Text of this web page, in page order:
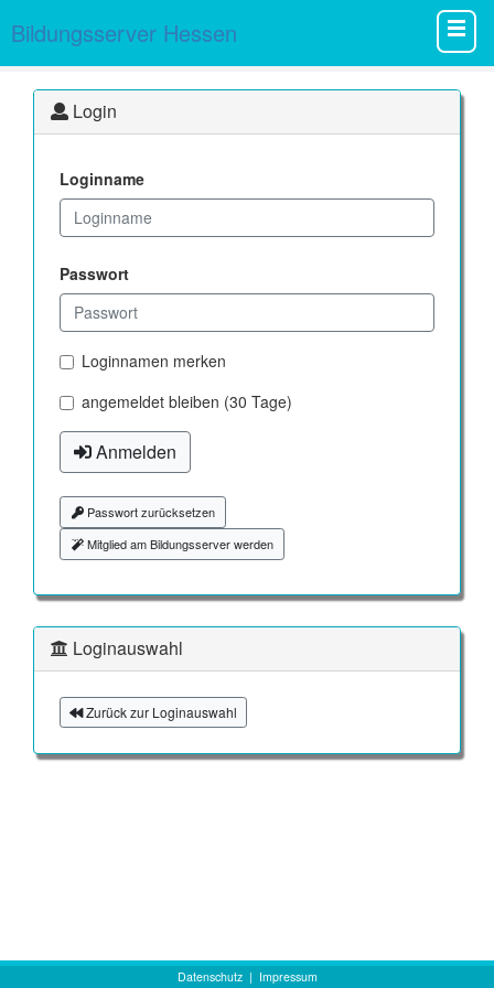
Bildungsserver Hessen
Login
Loginname
Passwort
Loginnamen merken
angemeldet bleiben (30 Tage)
Anmelden
Passwort zurücksetzen
Mitglied am Bildungsserver werden
Loginauswahl
Zurück zur Loginauswahl
Datenschutz| Impressum